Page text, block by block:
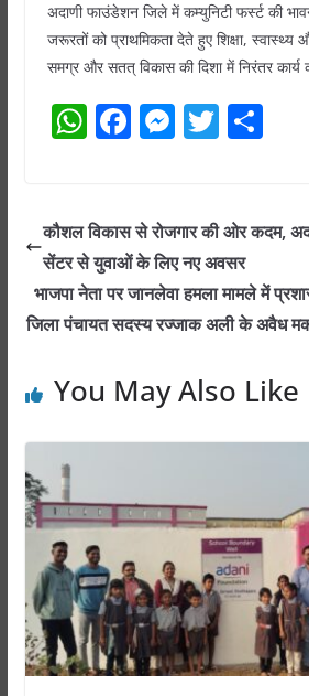
अदाणी फाउंडेशन जिले में कम्युनिटी फर्स्ट की
जरूरतों को प्राथमिकता देते हुए शिक्षा, स्वास्थ्य
समग्र और सतत् विकास की दिशा में निरंतर कार्य
W
s
A
p
p
F
e
b
o
o
k
M
e
n
g
er
T
er
S
e
कौशल विकास से रोजगार की ओर कदम,
सेंटर से युवाओं के लिए नए अवसर
भाजपा नेता पर जानलेवा हमला मामले में
जिला पंचायत सदस्य रज्जाक अली के अवैध
You May Also Like